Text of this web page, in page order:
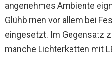
angenehmes Ambiente
Glühbirnen vor allem bei
eingesetzt. Im Gegensatz
manche Lichterketten mit